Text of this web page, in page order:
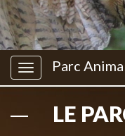
Parc
LE